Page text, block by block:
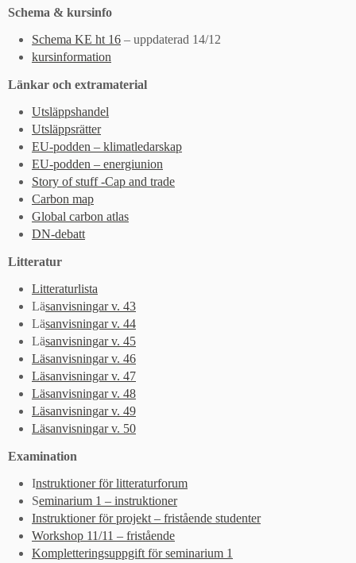
Schema & kursinfo
Schema KE ht 16 – uppdaterad 14/12
kursinformation
Länkar och extramaterial
Utsläppshandel
Utsläppsrätter
EU-podden – klimatledarskap
EU-podden – energiunion
Story of stuff -Cap and trade
Carbon map
Global carbon atlas
DN-debatt
Litteratur
Litteraturlista
Läsanvisningar v. 43
Läsanvisningar v. 44
Läsanvisningar v. 45
Läsanvisningar v. 46
Läsanvisningar v. 47
Läsanvisningar v. 48
Läsanvisningar v. 49
Läsanvisningar v. 50
Examination
Instruktioner för litteraturforum
Seminarium 1 – instruktioner
Instruktioner för projekt – fristående studenter
Workshop 11/11 – fristående
Kompletteringsuppgift för seminarium 1